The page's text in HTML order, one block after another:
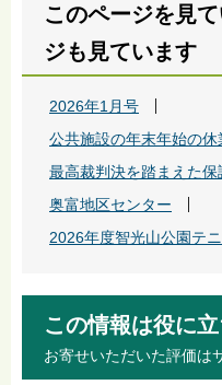
このページを見
ジも見ています
2026年1月号
公共施設の年末年始の
最高裁判決を踏まえた
奥富地区センター
2026年度智光山公園テ
この情報は役に
お寄せいただいた評価は